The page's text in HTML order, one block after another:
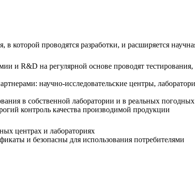
в которой проводятся разработки, и расширяется
и R&D на регулярной основе проводят
партнерами: научно-исследовательские центры,
центрах и лабораториях